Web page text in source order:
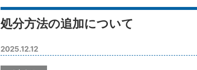
処分方法の追加について
2025.12.12